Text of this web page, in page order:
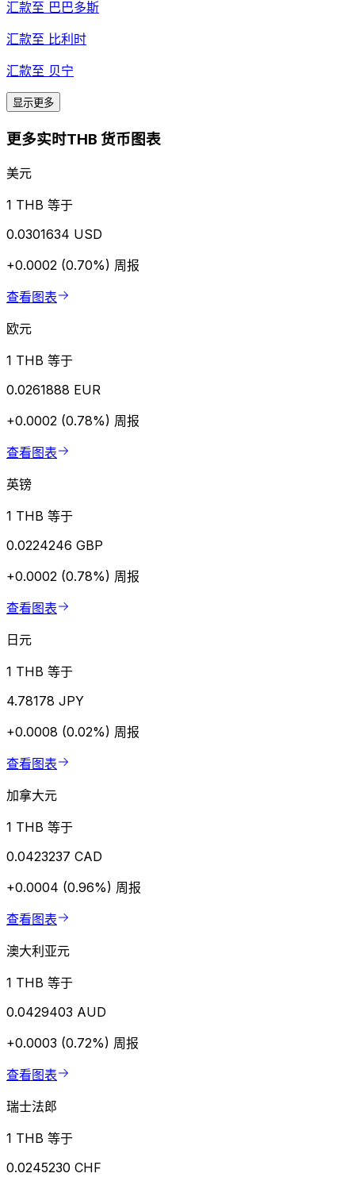
汇款至 巴巴多斯
汇款至 比利时
汇款至 贝宁
显示更多
更多实时THB 货币图表
美元
1 THB 等于
0.0301634 USD
+0.0002 (0.70%) 周报
查看图表
欧元
1 THB 等于
0.0261888 EUR
+0.0002 (0.78%) 周报
查看图表
英镑
1 THB 等于
0.0224246 GBP
+0.0002 (0.78%) 周报
查看图表
日元
1 THB 等于
4.78178 JPY
+0.0008 (0.02%) 周报
查看图表
加拿大元
1 THB 等于
0.0423237 CAD
+0.0004 (0.96%) 周报
查看图表
澳大利亚元
1 THB 等于
0.0429403 AUD
+0.0003 (0.72%) 周报
查看图表
瑞士法郎
1 THB 等于
0.0245230 CHF